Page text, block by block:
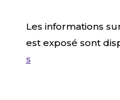
Les informations
est exposé sont
s